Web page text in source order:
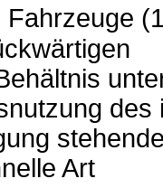
Fahrzeuge
des
Art